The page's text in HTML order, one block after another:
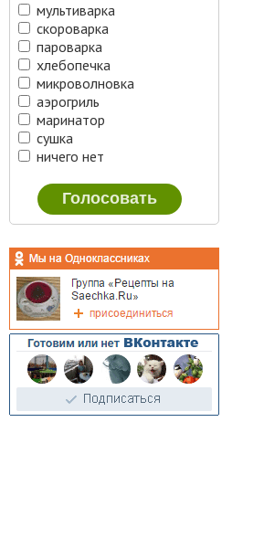
мультиварка
скороварка
пароварка
хлебопечка
микроволновка
аэрогриль
маринатор
сушка
ничего нет